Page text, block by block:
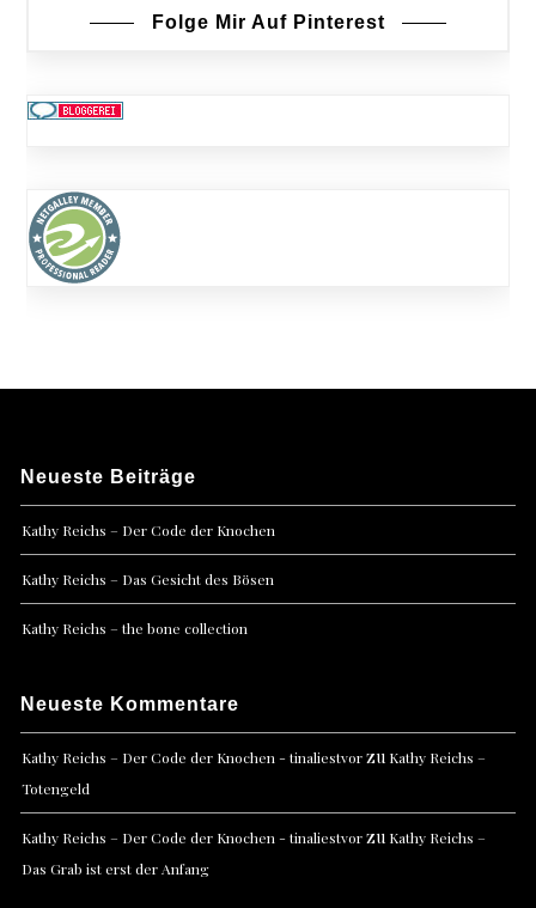
Folge Mir Auf Pinterest
Neueste Beiträge
Kathy Reichs – Der Code der Knochen
Kathy Reichs – Das Gesicht des Bösen
Kathy Reichs – the bone collection
Neueste Kommentare
Kathy Reichs – Der Code der Knochen - tinaliestvorzu Kathy Reichs –
Totengeld
Kathy Reichs – Der Code der Knochen - tinaliestvorzu Kathy Reichs –
Das Grab ist erst der Anfang